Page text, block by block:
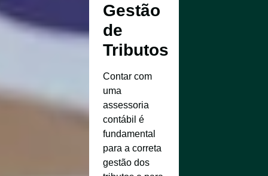
Gestão
de
Tributos
Contar com
uma
assessoria
contábil é
fundamental
para a correta
gestão dos